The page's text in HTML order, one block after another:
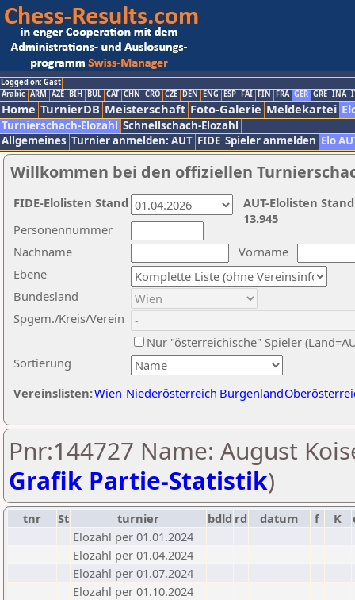
Logged on: Gast
Arabic ARM AZE BIH BUL CAT CHN CRO CZE DEN ENG ESP FAI FIN FRA GER GRE INA
Home TurnierDB Meisterschaft Foto-Galerie Meldekartei
Turnierschach-Elozahl Schnellschach-Elozahl
Allgemeines Turnier anmelden: AUT FIDE Spieler anmelden Elo
Willkommen bei den offiziellen
Nachname
Vorname
Ebene
Sortierung
Personennummer
Bundesland
Spgem./Kreis/Verein
Nur "österreichische" Spieler
Vereinslisten:Wien Niederösterreich Burgenland
AUT-Elolisten
13.945
FIDE-Elolisten Stand
Pnr:144727 Name: August
Grafik Partie-Statistik)
tnr St turnier bdld rd datum f K
Elozahl per 01.01.2024
Elozahl per 01.04.2024
Elozahl per 01.07.2024
Elozahl per 01.10.2024